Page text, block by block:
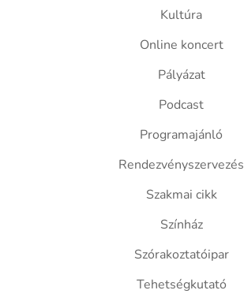
Kultúra
Online koncert
Pályázat
Podcast
Programajánló
Rendezvényszervezés
Szakmai cikk
Színház
Szórakoztatóipar
Tehetségkutató